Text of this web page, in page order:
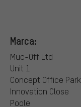
Marca:
Muc-Off Ltd
Unit 1
Concept Office Park
Innovation Close
Poole